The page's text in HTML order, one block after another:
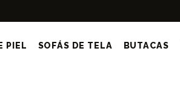
PIEL SOFÁS DE TELA BUTACAS